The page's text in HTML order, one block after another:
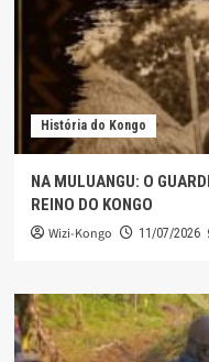
História do Kongo
NA MULUANGU: O
REINO DO KONGO
Wizi-Kongo 11/07/2026